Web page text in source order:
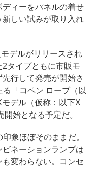
ィーをパネルの着せ
しい試みが取り入れ
デルがリリースされ
タイプともに市販モ
行して発売が開始さ
「コペン ローブ（以
デル（仮称：以下X
始となる予定だ。
象ほぼそのままだ。
ネーションランプは
変わらない。コンセ